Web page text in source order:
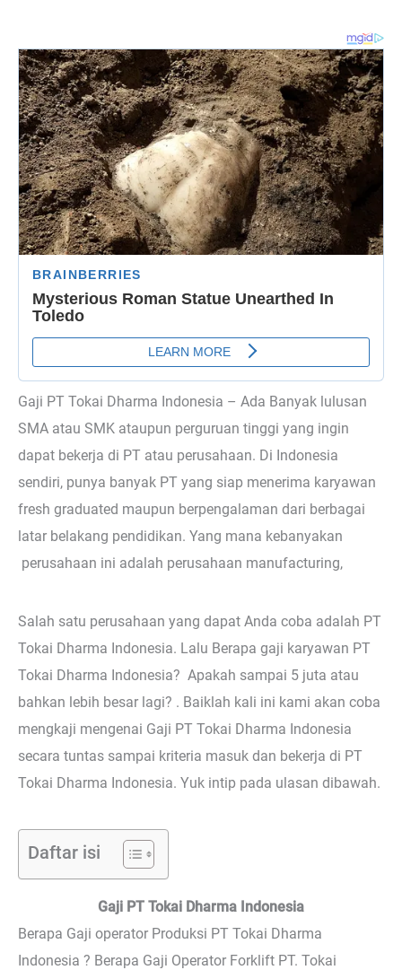
Gaji PT Tokai Dharma Indonesia – Ada Banyak lulusan
SMA atau SMK ataupun perguruan tinggi yang ingin
dapat bekerja di PT atau perusahaan. Di Indonesia
sendiri, punya banyak PT yang siap menerima karyawan
fresh graduated maupun berpengalaman dari berbagai
latar belakang pendidikan. Yang mana kebanyakan
perusahaan ini adalah perusahaan manufacturing,
Salah satu perusahaan yang dapat Anda coba adalah PT
Tokai Dharma Indonesia. Lalu Berapa gaji karyawan PT
Tokai Dharma Indonesia? Apakah sampai 5 juta atau
bahkan lebih besar lagi? . Baiklah kali ini kami akan coba
mengkaji mengenai Gaji PT Tokai Dharma Indonesia
secara tuntas sampai kriteria masuk dan bekerja di PT
Tokai Dharma Indonesia. Yuk intip pada ulasan dibawah.
Daftar isi
Gaji PT Tokai Dharma Indonesia
Berapa Gaji operator Produksi PT Tokai Dharma
Indonesia ? Berapa Gaji Operator Forklift PT. Tokai